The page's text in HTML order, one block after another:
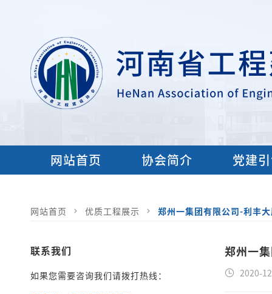
网站首页 协会简介 党建
网站首页 优质工程展示 郑州一集团有限公司-利丰
联系我们
如果您需要咨询我们请拨打热线：
郑州一
2020-